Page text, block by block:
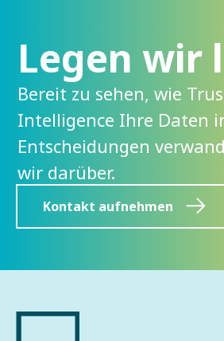
Legen wir
Bereit zu sehen, wie
Intelligence Ihre Daten
Entscheidungen
wir darüber.
Kontakt aufnehmen